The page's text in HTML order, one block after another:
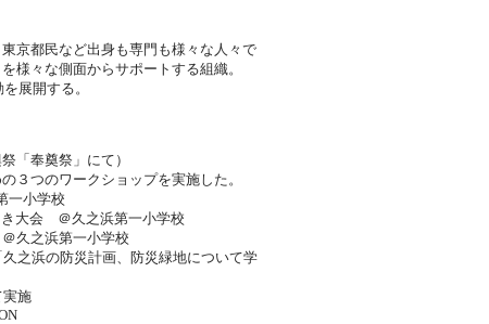
京都民など出身も専門も様々な人々で
様々な側面からサポートする組織。
展開する。
「奉奠祭」にて）
３つのワークショップを実施した。
一小学校
き大会 ＠久之浜第一小学校
久之浜第一小学校
之浜の防災計画、防災緑地について学
実施